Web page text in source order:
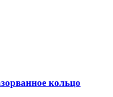
кольцо